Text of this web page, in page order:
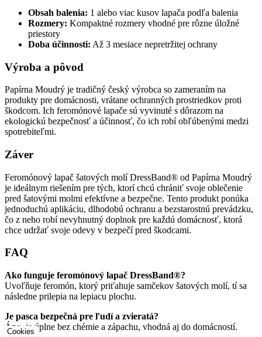
Obsah balenia: 1 alebo viac kusov lapača podľa balenia
Rozmery: Kompaktné rozmery vhodné pre rôzne úložné
priestory
Doba účinnosti: Až 3 mesiace nepretržitej ochrany
Výroba a pôvod
Papírna Moudrý je tradičný český výrobca so zameraním na
produkty pre domácnosti, vrátane ochranných prostriedkov proti
škodcom. Ich feromónové lapače sú vyvinuté s dôrazom na
ekologickú bezpečnosť a účinnosť, čo ich robí obľúbenými medzi
spotrebiteľmi.
Záver
Feromónový lapač šatových molí DressBand® od Papírna Moudrý
je ideálnym riešením pre tých, ktorí chcú chrániť svoje oblečenie
pred šatovými molmi efektívne a bezpečne. Tento produkt ponúka
jednoduchú aplikáciu, dlhodobú ochranu a bezstarostnú prevádzku,
čo z neho robí nevyhnutný doplnok pre každú domácnosť, ktorá
chce udržať svoje odevy v bezpečí pred škodcami.
FAQ
Ako funguje feromónový lapač DressBand®?
Uvoľňuje feromón, ktorý priťahuje samčekov šatových molí, tí sa
následne prilepia na lepiacu plochu.
Je pasca bezpečná pre ľudí a zvieratá?
Áno, je úplne bez chémie a zápachu, vhodná aj do domácností.
Cookies